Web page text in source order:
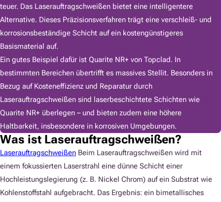
teuer. Das Laserauftragschweißen bietet eine intelligentere
Alternative. Dieses Präzisionsverfahren trägt eine verschleiß- und
korrosionsbeständige Schicht auf ein kostengünstigeres
Basismaterial auf.
Ein gutes Beispiel dafür ist Quarite NR+ von Topclad. In
bestimmten Bereichen übertrifft es massives Stellit. Besonders in
Bezug auf Kosteneffizienz und Reparatur durch
Laserauftragschweißen sind laserbeschichtete Schichten wie
Quarite NR+ überlegen – und bieten zudem eine höhere
Haltbarkeit, insbesondere in korrosiven Umgebungen.
Was ist Laserauftragschweißen?
Laserauftragschweißen Beim Laserauftragschweißen wird mit
einem fokussierten Laserstrahl eine dünne Schicht einer
Hochleistungslegierung (z. B. Nickel Chrom) auf ein Substrat wie
Kohlenstoffstahl aufgebracht. Das Ergebnis: ein bimetallisches